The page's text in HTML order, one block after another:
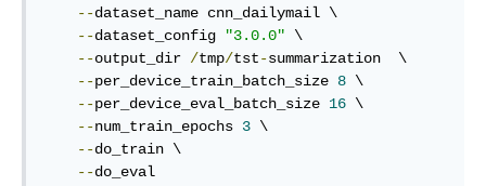
--dataset_name cnn_dailymail \
--dataset_config "3.0.0" \
--output_dir /tmp/tst-summarization  \
--per_device_train_batch_size 8 \
--per_device_eval_batch_size 16 \
--num_train_epochs 3 \
--do_train \
--do_eval